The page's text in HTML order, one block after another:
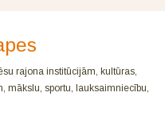
rajona institūcijām, kultūras,
mākslu, sportu, lauksaimniecību,